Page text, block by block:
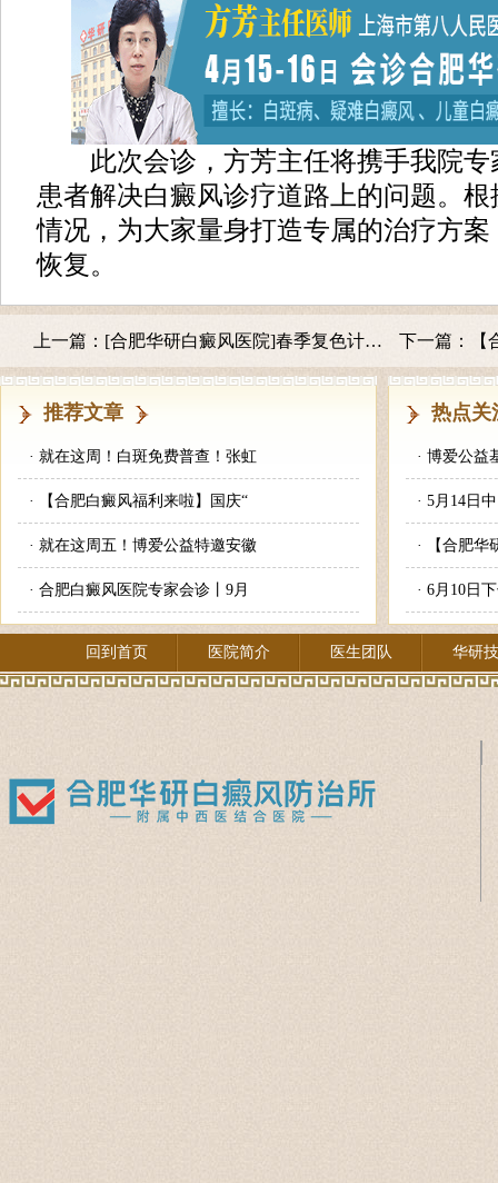
此次会诊，方芳主任将携手我院专
患者解决白癜风诊疗道路上的问题。
情况，为大家量身打造专属的治疗方
恢复。
上一篇： [合肥华研白癜风医院]春季复色计划——京沪苏皖白癜风名医公益会诊 下一篇： 【合
推荐文章
· 就在这周！白斑免费普查！张虹
· 【合肥白癜风福利来啦】国庆“
· 就在这周五！博爱公益特邀安徽
· 合肥白癜风医院专家会诊丨9月
热点
· 博爱公益
· 5月14日
· 【合肥
· 6月10日
回到首页 医院简介 医生团队 华研